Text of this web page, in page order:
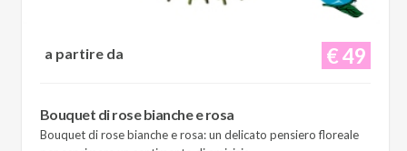
€ 49
a partire da
Bouquet di rose bianche e rosa
Bouquet di rose bianche e rosa: un delicato pensiero floreale